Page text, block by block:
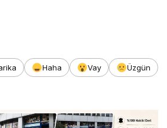
Haha Vay
Üzgün